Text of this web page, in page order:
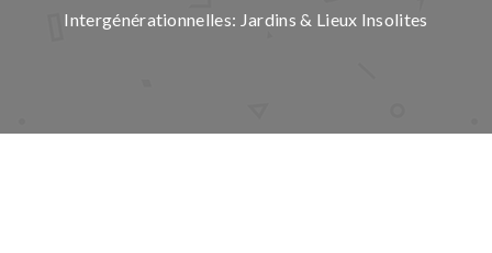
Intergénérationnelles: Jardins & Lieux Insolites